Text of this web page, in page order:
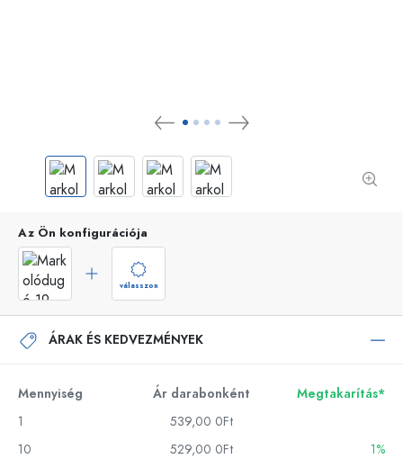
Az Ön konfigurációja
válasszon
ÁRAK ÉS KEDVEZMÉNYEK
Mennyiség Ár darabonként
Megtakarítás*
1
539,00 0Ft
10
529,00 0Ft
1%